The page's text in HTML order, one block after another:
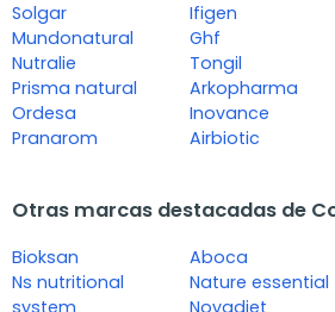
Solgar
Mundonatural
Nutralie
Prisma natural
Ordesa
Pranarom
Ifigen
Ghf
Tongil
Arkopharma
Inovance
Airbiotic
Otras marcas destacadas de
Bioksan
Ns nutritional
system
Aboca
Nature essential
Novadiet